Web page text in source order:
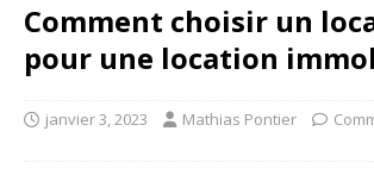
Comment choisir un
pour une location
janvier 3, 2023 Mathias Pontier